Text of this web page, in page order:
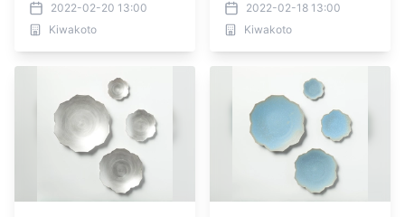
2022-02-20 13:00
Kiwakoto
2022-02-18 13:00
Kiwakoto